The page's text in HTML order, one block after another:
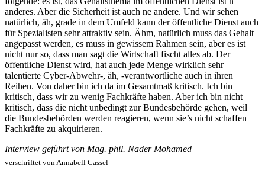
anderes. Aber die Sicherheit ist auch ne andere. Und wir sehen
natürlich, äh, grade in dem Umfeld kann der öffentliche Dienst auch
für Spezialisten sehr attraktiv sein. Ähm, natürlich muss das Gehalt
angepasst werden, es muss in gewissem Rahmen sein, aber es ist
nicht nur so, dass man sagt die Wirtschaft fischt alles ab. Der
öffentliche Dienst wird, hat auch jede Menge wirklich sehr
talentierte Cyber-Abwehr-, äh, -verantwortliche auch in ihren
Reihen. Von daher bin ich da im Gesamtmaß kritisch. Ich bin
kritisch, dass wir zu wenig Fachkräfte haben. Aber ich bin nicht
kritisch, dass die nicht unbedingt zur Bundesbehörde gehen, weil
die Bundesbehörden werden reagieren, wenn sie’s nicht schaffen
Fachkräfte zu akquirieren.
Interview geführt von Mag. phil. Nader Mohamed
verschriftet von Annabell Cassel